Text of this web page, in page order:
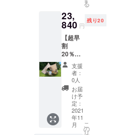
しを提供で
きるように
なりまし
た。「探険
者」は基本
的には工場
ですので、
商品開発力
があり、新
たに開発し
た商品をご
29,800
円) 特典
2：税・
送料込
み 商品
名：ワ
ンポー
ルテン
ト 収容
人数：4
～5名
サイ
ズ：約
380×32
5×245
る
23,
840 円
残り20
【超早
割
20％OF
F】 ＜
特典＞
特典1：
クラウ
ドファ
ンディ
ング割
引・
20%OF
支援
者：
0人
お届
け予
定：
2021
年11
月
こ
の
リ